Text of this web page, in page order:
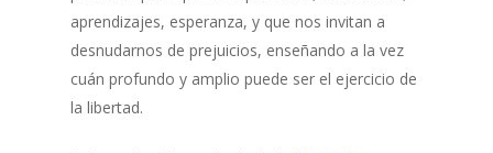
aprendizajes, esperanza, y que nos invitan a
desnudarnos de prejuicios, enseñando a la vez
cuán profundo y amplio puede ser el ejercicio de
la libertad.